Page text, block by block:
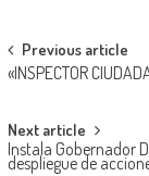
Post
navigation
Previous article
«INSPECTOR
Next article
Instala Gobernador
despliegue de